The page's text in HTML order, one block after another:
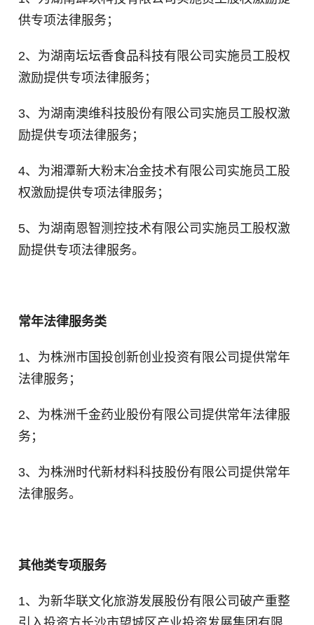
供专项法律服务；
2、 为湖南坛坛香食品科技有限公司实施员工股权
激励提供专项法律服务；
3、为湖南澳维科技股份有限公司实施员工股权激
励提供专项法律服务；
4、 为湘潭新大粉末冶金技术有限公司实施员工股
权激励提供专项法律服务；
5、为湖南恩智测控技术有限公司实施员工股权激
励提供专项法律服务。
常年法律服务类
1、为株洲市国投创新创业投资有限公司提供常年
法律服务；
2、 为株洲千金药业股份有限公司提供常年法律服
务；
3、为株洲时代新材料科技股份有限公司提供常年
法律服务。
其他类专项服务
1、为新华联文化旅游发展股份有限公司破产重整